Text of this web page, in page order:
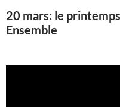
20 mars: le
Ensemble